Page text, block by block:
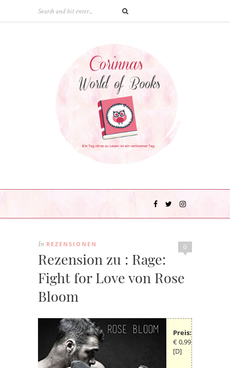
0
In REZENSIONEN
Rezension zu : Rage:
Fight for Love von Rose
Bloom
Preis:
€ 0,99
[D]